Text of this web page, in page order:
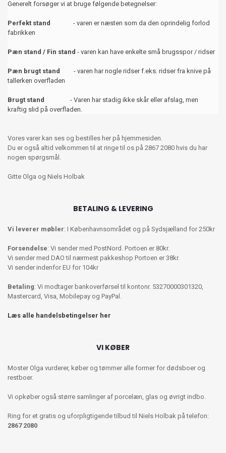
Generelt forsøger vi at bruge følgende betegnelser:
Perfekt stand - varen er næsten som da den oprindelig forlod
fabrikken
Pæn stand / Fin stand - varen kan have enkelte små brugsspor / ridser
Pæn brugt stand
- varen har nogle ridser f.eks. ridser fra knive på
tallerken overfladen
Brugt stand
- Varen har stadig ikke skår eller afslag, men
kraftig slid på overfladen.
Vores varer kan ses og bestilles her på hjemmesiden.
Du er også altid velkommen til at ringe til os på 2867 2080 hvis du har
nogen spørgsmål.
Gitte Olga og Niels Holbak
BETALING & LEVERING
Vi leverer møbler: I Københavnsområdet og på Sydsjælland for 250kr
Forsendelse: Vi sender med PostNord. Portoen er 80kr.
Vi sender med DAO til nærmest pakkeshop Portoen er 38kr.
Vi sender indenfor EU for 104kr
Betaling: Vi modtager bankoverførsel til kontonr. 53270000301320,
Mastercard, Visa, Mobilepay og PayPal.
Læs alle handelsbetingelser her
VI KØBER
Moster Olga vurderer, køber og tømmer alle former for dødsboer og
restboer.
Vi opkøber også større samlinger af porcelæn, glas og øvrigt indbo.
Ring for et gratis og uforpligtigende tilbud til Niels Holbak på telefon:
2867 2080